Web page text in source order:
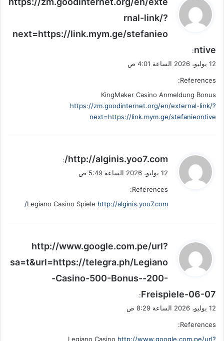
و
ل
rnal-link/?
next=https://link.mym.ge/stefanieo
ntive
:
12 يوليو، 2026 الساعة 4:01 ص
References:
KingMaker Casino Anmeldung Bonus
https://zm.goodinternet.org/en/external-link/?
next=https://link.mym.ge/stefanieontive
ي
ق
ل
http://alginis.yoo7.com/
:
12 يوليو، 2026 الساعة 5:49 ص
References:
Legiano Casino Spiele http://alginis.yoo7.com/
ي
و
ل
http://www.google.com.pe/url?
sa=t&url=https://telegra.ph/Legiano
-Casino-500-Bonus--200-
Freispiele-06-07
:
12 يوليو، 2026 الساعة 8:29 ص
References:
Legiano Casino http://www.google.com.pe/url?